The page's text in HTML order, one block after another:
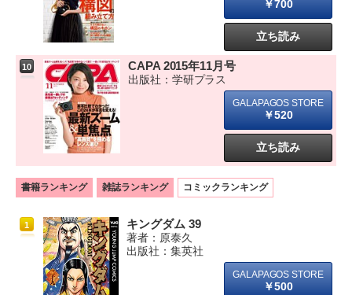
￥700
立ち読み
10 CAPA 2015年11月号
出版社：学研プラス
￥520
立ち読み
書籍ランキング 雑誌ランキング コミックランキング
1 キングダム 39
著者：原泰久
出版社：集英社
￥500